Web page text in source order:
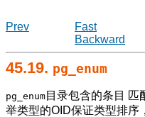
Prev
Fast
Backward
45.19. pg_enum
pg_enum 目录包含的条目
举类型的OID保证类型排序